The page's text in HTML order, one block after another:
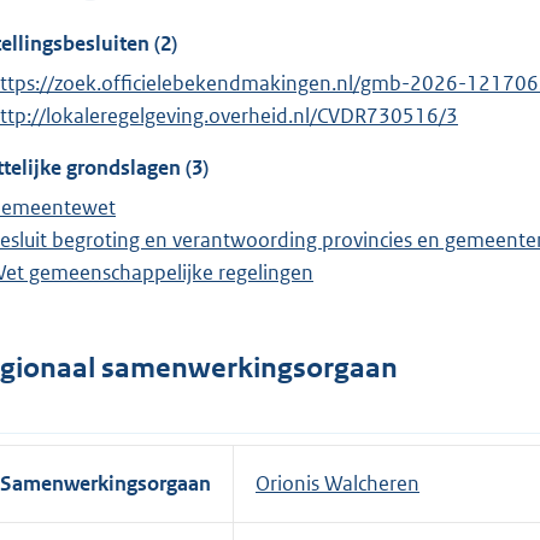
(2)
zoek.officielebekendmakingen.nl/gmb-2026-
lokaleregelgeving.overheid.nl/CVDR730516/3
grondslagen (3)
begroting en verantwoording provincies en
gemeenschappelijke regelingen
samenwerkingsorgaan
Samenwerkingsorgaan Orionis Walcheren